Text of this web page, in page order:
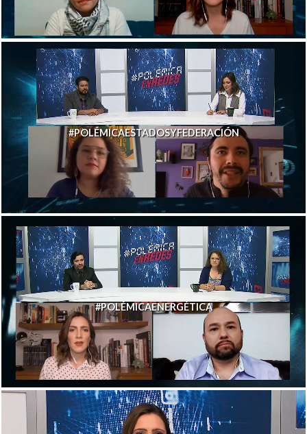
#POLÉMICAESTADOSYFEDERACIÓN
#POLÉMICAENERGÉTICA